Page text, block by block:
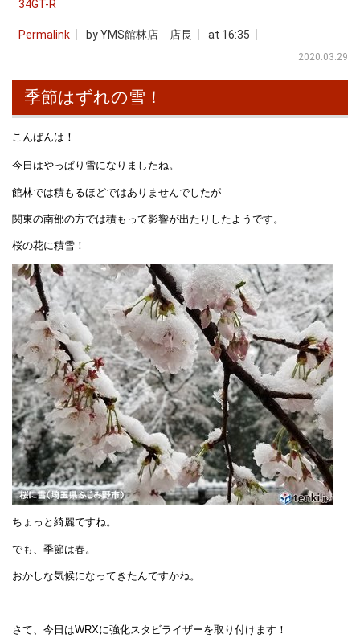
34GT-R
Permalink by YMS館林店 店長 at 16:35
2020.03.29
季節はずれの雪！
こんばんは！
今日はやっぱり雪になりましたね。
館林では積もるほどではありませんでしたが
関東の南部の方では積もって影響が出たりしたようです。
桜の花に積雪！
ちょっと綺麗ですね。
でも、季節は春。
おかしな気候になってきたんですかね。
さて、今日はWRXに強化スタビライザーを取り付けます！